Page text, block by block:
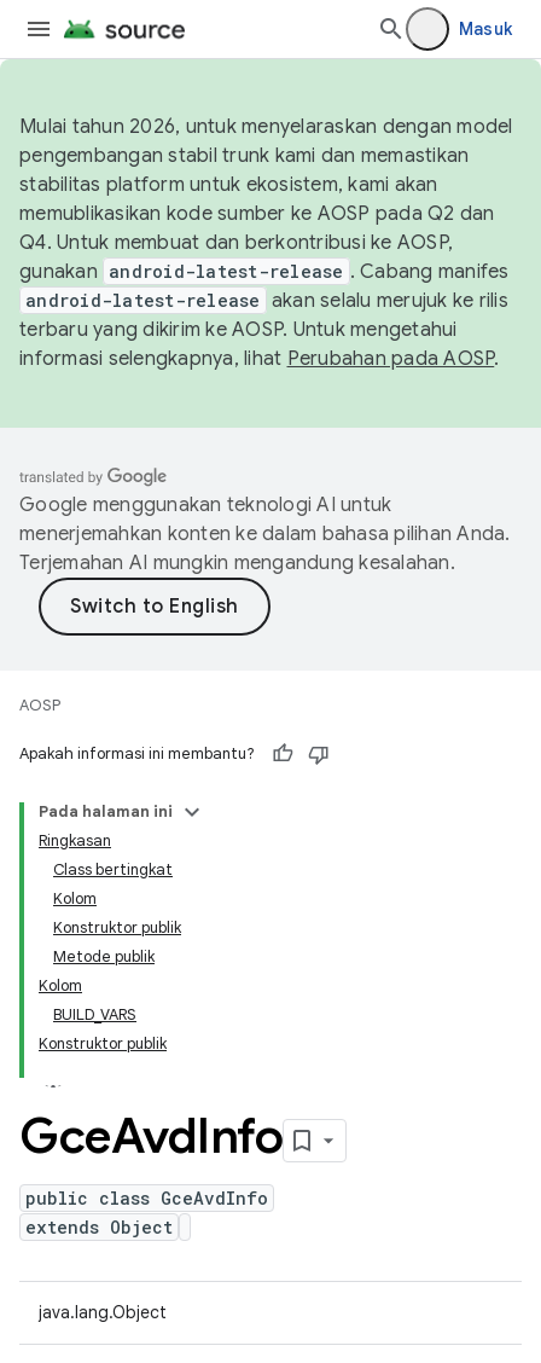
Masuk
Mulai tahun 2026, untuk menyelaraskan dengan model
pengembangan stabil trunk kami dan memastikan
stabilitas platform untuk ekosistem, kami akan
memublikasikan kode sumber ke AOSP pada Q2 dan
Q4. Untuk membuat dan berkontribusi ke AOSP,
gunakan android-latest-release . Cabang manifes
android-latest-release akan selalu merujuk ke rilis
terbaru yang dikirim ke AOSP. Untuk mengetahui
informasi selengkapnya, lihat Perubahan pada AOSP.
Google menggunakan teknologi AI untuk
menerjemahkan konten ke dalam bahasa pilihan Anda.
Terjemahan AI mungkin mengandung kesalahan.
AOSP
Apakah informasi ini membantu?
Pada halaman ini
Ringkasan
Class bertingkat
Kolom
Konstruktor publik
Metode publik
Kolom
BUILD_VARS
Konstruktor publik
GceAvdInfo
public class GceAvdInfo
extends Object
java.lang.Object